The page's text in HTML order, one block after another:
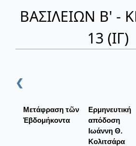
ΒΑΣΙΛΕΙΩΝ Β' -
13 (ΙΓ)
❮
Μετάφραση τῶν
Ἑβδομήκοντα
Ερμηνευτική
απόδοση
Ιωάννη Θ.
Κολιτσάρα